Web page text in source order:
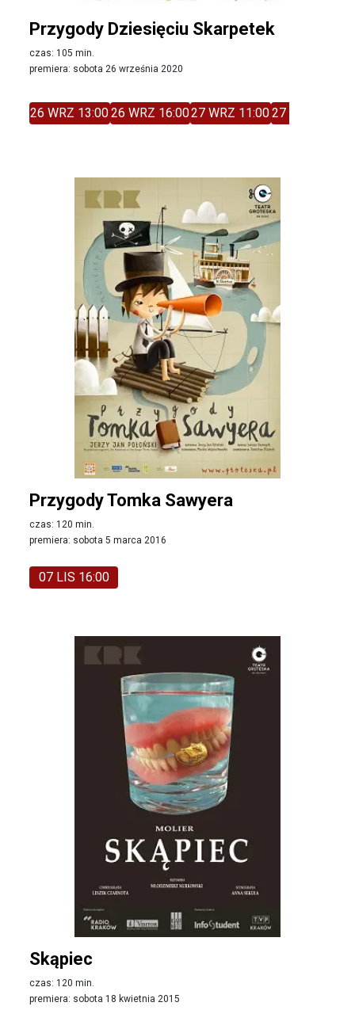
Przygody Dziesięciu Skarpetek
czas: 105 min.
premiera: sobota 26 września 2020
26 WRZ 13:0026 WRZ 16:0027 WRZ 11:0027 WRZ 14:00
Przygody Tomka Sawyera
czas: 120 min.
premiera: sobota 5 marca 2016
07 LIS 16:00
Skąpiec
czas: 120 min.
premiera: sobota 18 kwietnia 2015